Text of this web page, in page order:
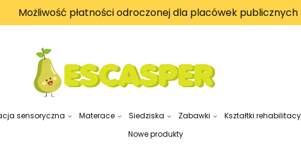
Możliwość płatności odroczonej dla placówek publicznych
sensoryczna Materace Siedziska Zabawki Kształtki
Nowe produkty